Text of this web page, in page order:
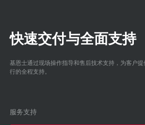
快速交付与全面支持
基恩士通过现场操作指导和售后技术支持，为客户
行的全程支持。
服务支持